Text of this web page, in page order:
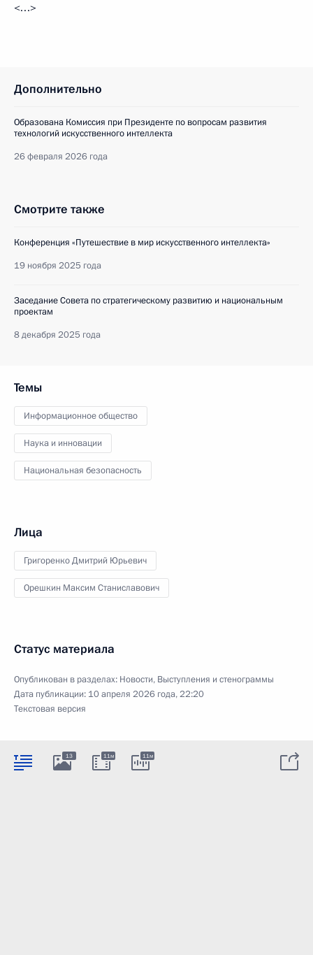
<…>
Дополнительно
Образована Комиссия при Президенте по вопросам развития
технологий искусственного интеллекта
26 февраля 2026 года
Смотрите также
Конференция «Путешествие в мир искусственного интеллекта»
19 ноября 2025 года
Заседание Совета по стратегическому развитию и национальным
проектам
8 декабря 2025 года
Темы
Информационное общество
Наука и инновации
Национальная безопасность
Лица
Григоренко Дмитрий Юрьевич
Орешкин Максим Станиславович
Статус материала
Опубликован в разделах: Новости, Выступления и стенограммы
Дата публикации: 10 апреля 2026 года, 22:20
Текстовая версия
13 11м 11м